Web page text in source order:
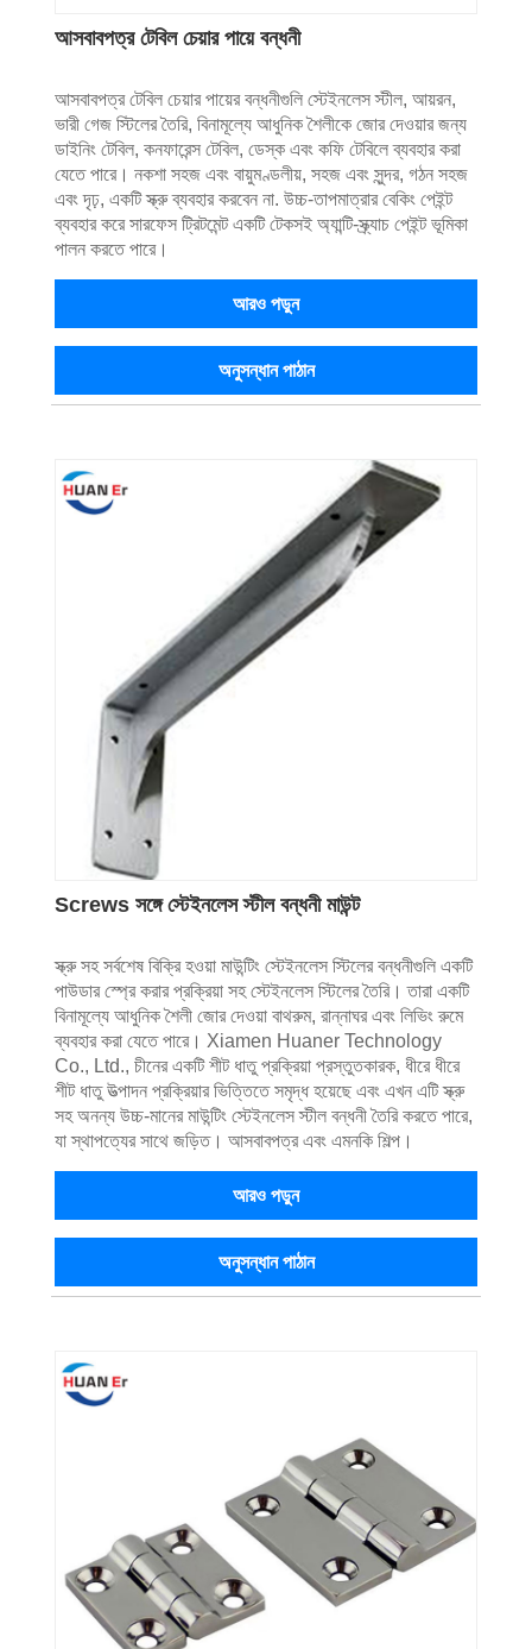
আসবাবপত্র টেবিল চেয়ার পায়ে বন্ধনী
আসবাবপত্র টেবিল চেয়ার পায়ের বন্ধনীগুলি স্টেইনলেস স্টীল, আয়রন,
ভারী গেজ স্টিলের তৈরি, বিনামূল্যে আধুনিক শৈলীকে জোর দেওয়ার জন্য
ডাইনিং টেবিল, কনফারেন্স টেবিল, ডেস্ক এবং কফি টেবিলে ব্যবহার করা
যেতে পারে। নকশা সহজ এবং বায়ুমণ্ডলীয়, সহজ এবং সুন্দর, গঠন সহজ
এবং দৃঢ়, একটি স্ক্রু ব্যবহার করবেন না. উচ্চ-তাপমাত্রার বেকিং পেইন্ট
ব্যবহার করে সারফেস ট্রিটমেন্ট একটি টেকসই অ্যান্টি-স্ক্র্যাচ পেইন্ট ভূমিকা
পালন করতে পারে।
আরও পড়ুন
অনুসন্ধান পাঠান
Screws সঙ্গে স্টেইনলেস স্টীল বন্ধনী মাউন্ট
স্ক্রু সহ সর্বশেষ বিক্রি হওয়া মাউন্টিং স্টেইনলেস স্টিলের বন্ধনীগুলি একটি
পাউডার স্প্রে করার প্রক্রিয়া সহ স্টেইনলেস স্টিলের তৈরি। তারা একটি
বিনামূল্যে আধুনিক শৈলী জোর দেওয়া বাথরুম, রান্নাঘর এবং লিভিং রুমে
ব্যবহার করা যেতে পারে। Xiamen Huaner Technology
Co., Ltd., চীনের একটি শীট ধাতু প্রক্রিয়া প্রস্তুতকারক, ধীরে ধীরে
শীট ধাতু উত্পাদন প্রক্রিয়ার ভিত্তিতে সমৃদ্ধ হয়েছে এবং এখন এটি স্ক্রু
সহ অনন্য উচ্চ-মানের মাউন্টিং স্টেইনলেস স্টীল বন্ধনী তৈরি করতে পারে,
যা স্থাপত্যের সাথে জড়িত। আসবাবপত্র এবং এমনকি শিল্প।
আরও পড়ুন
অনুসন্ধান পাঠান